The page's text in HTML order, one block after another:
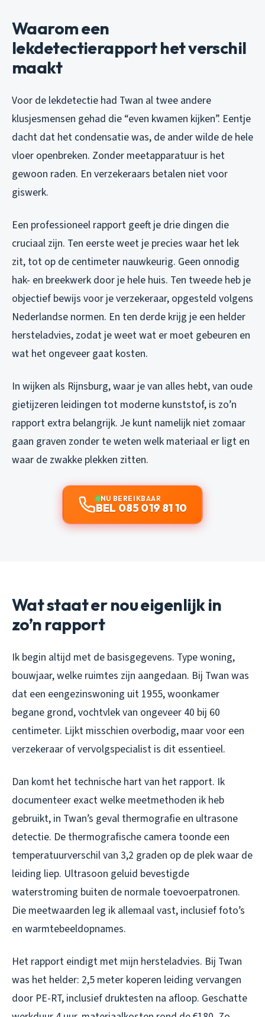
Waarom een
lekdetectierapport het verschil
maakt
Voor de lekdetectie had Twan al twee andere
klusjesmensen gehad die “even kwamen kijken”. Eentje
dacht dat het condensatie was, de ander wilde de hele
vloer openbreken. Zonder meetapparatuur is het
gewoon raden. En verzekeraars betalen niet voor
giswerk.
Een professioneel rapport geeft je drie dingen die
cruciaal zijn. Ten eerste weet je precies waar het lek
zit, tot op de centimeter nauwkeurig. Geen onnodig
hak- en breekwerk door je hele huis. Ten tweede heb je
objectief bewijs voor je verzekeraar, opgesteld volgens
Nederlandse normen. En ten derde krijg je een helder
hersteladvies, zodat je weet wat er moet gebeuren en
wat het ongeveer gaat kosten.
In wijken als Rijnsburg, waar je van alles hebt, van oude
gietijzeren leidingen tot moderne kunststof, is zo’n
rapport extra belangrijk. Je kunt namelijk niet zomaar
gaan graven zonder te weten welk materiaal er ligt en
waar de zwakke plekken zitten.
NU BEREIKBAAR
BEL 085 019 81 10
Wat staat er nou eigenlijk in
zo’n rapport
Ik begin altijd met de basisgegevens. Type woning,
bouwjaar, welke ruimtes zijn aangedaan. Bij Twan was
dat een eengezinswoning uit 1955, woonkamer
begane grond, vochtvlek van ongeveer 40 bij 60
centimeter. Lijkt misschien overbodig, maar voor een
verzekeraar of vervolgspecialist is dit essentieel.
Dan komt het technische hart van het rapport. Ik
documenteer exact welke meetmethoden ik heb
gebruikt, in Twan’s geval thermografie en ultrasone
detectie. De thermografische camera toonde een
temperatuurverschil van 3,2 graden op de plek waar de
leiding liep. Ultrasoon geluid bevestigde
waterstroming buiten de normale toevoerpatronen.
Die meetwaarden leg ik allemaal vast, inclusief foto’s
en warmtebeeldopnames.
Het rapport eindigt met mijn hersteladvies. Bij Twan
was het helder: 2,5 meter koperen leiding vervangen
door PE-RT, inclusief druktesten na afloop. Geschatte